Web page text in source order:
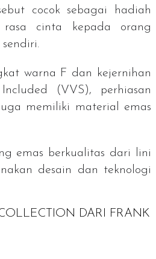
cocok sebagai hadiah
rasa cinta kepada orang
warna F dan kejernihan
(VVS), perhiasan
memiliki material emas
emas berkualitas dari lini
desain dan teknologi
DARI FRANK